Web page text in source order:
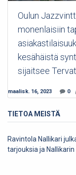
Oulun
monenlaisiin
kesähäistä
sijaitsee
maalisk. 16, 2023 0
TIETOA MEISTÄ
Ravintola Nallikari
tarjouksia ja